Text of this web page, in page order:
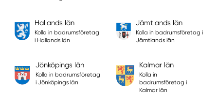
Hallands län
Kolla in badrumsföretag
i Hallands län
Jämtlands län
Kolla in badrumsföretag i
Jämtlands län
Jönköpings län
Kolla in badrumsföretag
i Jönköpings län
Kalmar län
Kolla in
badrumsföretag i
Kalmar län